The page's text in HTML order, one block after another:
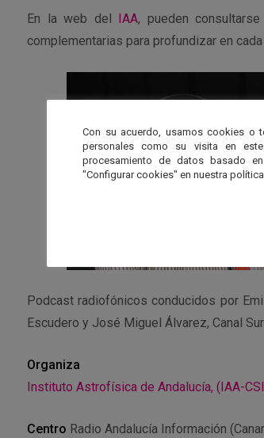
En la web del IAA, pueden
complementarias para profundizar en cada
Podcast radiofónicos conducidos por
Escudero y José Miguel Álvarez, Canal
Organiza
Instituto Astrofísica de Andalucía, (IAA-
Centro Radio Andalucía Información
Con su acuerdo, usamos cookies o
personales como su visita en
procesamiento de datos basado
"Configurar cookies" en nuestra